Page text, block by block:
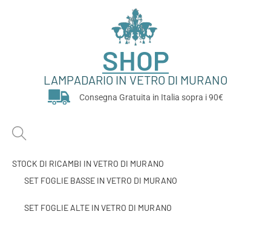
SHOP
LAMPADARIO IN VETRO DI MURANO
Consegna Gratuita in Italia sopra i 90€
STOCK DI RICAMBI IN VETRO DI MURANO
SET FOGLIE BASSE IN VETRO DI MURANO
SET FOGLIE ALTE IN VETRO DI MURANO